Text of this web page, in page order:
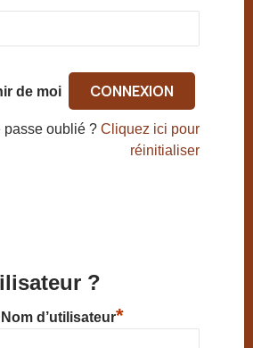
de moi
passe oublié ?Cliquez ici pour
réinitialiser
?
d’utilisateur*